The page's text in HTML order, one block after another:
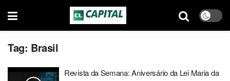
Tag: Brasil
Revista da Semana: Aniversário da Lei Maria da